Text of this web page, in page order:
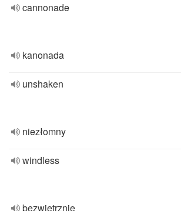
cannonade
kanonada
unshaken
niezłomny
windless
bezwietrznie